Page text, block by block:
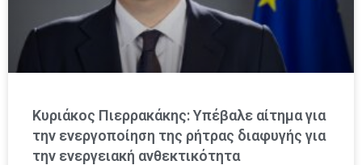
Κυριάκος Πιερρακάκης: Υπέβαλε αίτημα για
την ενεργοποίηση της ρήτρας διαφυγής για
την ενεργειακή ανθεκτικότητα